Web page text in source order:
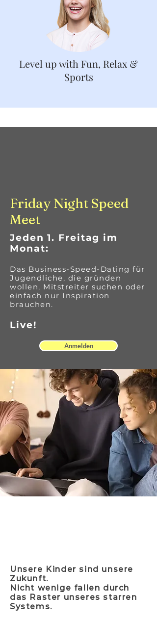
Level up with Fun, Relax &
Sports​
Friday Night Speed
Meet
Jeden 1. Freitag im
Monat:
Das Business-Speed-Dating für
Jugendliche, die gründen
wollen, Mitstreiter suchen oder
einfach nur Inspiration
brauchen.
Live!
Anmelden
Unsere Kinder sind unsere
Zukunft.
Nicht wenige fallen durch
das Raster unseres starren
Systems.